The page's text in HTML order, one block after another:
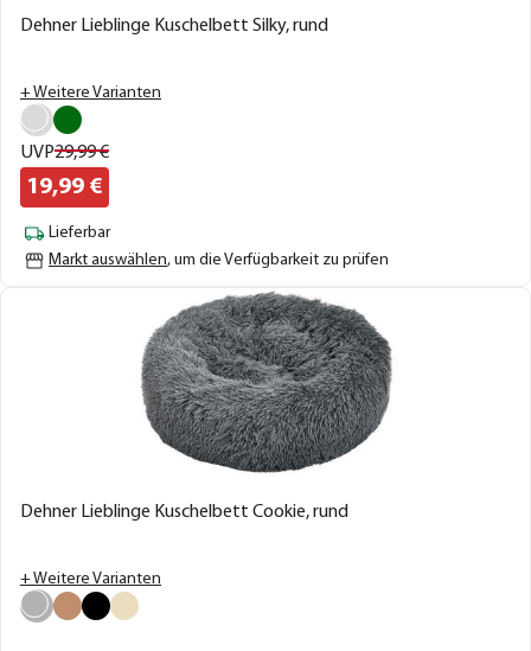
Dehner Lieblinge Kuschelbett Silky, rund
+ Weitere Varianten
UVP29,99€
19,99 €
Lieferbar
Markt auswählen, um die Verfügbarkeit zu prüfen
Dehner Lieblinge Kuschelbett Cookie, rund
+ Weitere Varianten